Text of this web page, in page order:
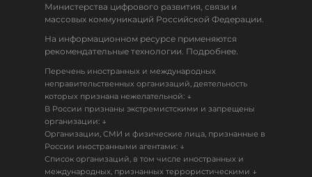
Министерства цифрового развития, связи и
массовых коммуникаций Российской Федерации.
На информационном ресурсе применяются
рекомендательные технологии. Подробнее.
Перечень иностранных и международных
неправительственных организаций, деятельность
которых признана нежелательной: ↓
В России признаны экстремистскими и запрещены
организации: ↓
Организации, СМИ и физические лица, признанные в
России иностранными агентами: ↓
Список организаций, в том числе иностранных и
международных, признанных террористическими ↓